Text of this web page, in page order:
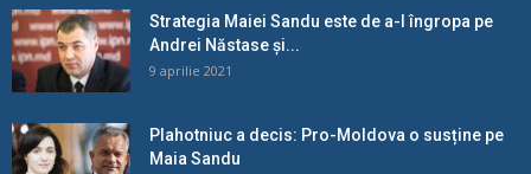
Strategia Maiei Sandu este de a-l îngropa pe
Andrei Năstase și...
9 aprilie 2021
Plahotniuc a decis: Pro-Moldova o susține pe
Maia Sandu